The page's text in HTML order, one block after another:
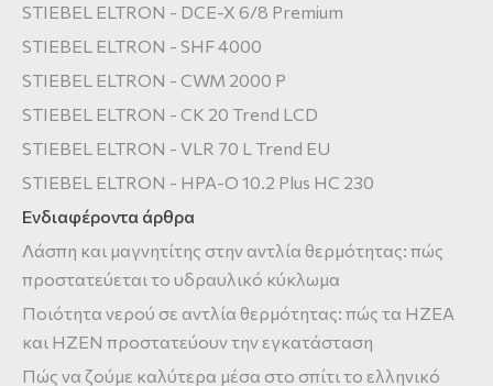
STIEBEL ELTRON - DCE-X 6/8 Premium
STIEBEL ELTRON - SHF 4000
STIEBEL ELTRON - CWM 2000 P
STIEBEL ELTRON - CK 20 Trend LCD
STIEBEL ELTRON - VLR 70 L Trend EU
STIEBEL ELTRON - HPA-O 10.2 Plus HC 230
Ενδιαφέροντα άρθρα
Λάσπη και μαγνητίτης στην αντλία θερμότητας: πώς
προστατεύεται το υδραυλικό κύκλωμα
Ποιότητα νερού σε αντλία θερμότητας: πώς τα HZEA
και HZEN προστατεύουν την εγκατάσταση
Πώς να ζούμε καλύτερα μέσα στο σπίτι το ελληνικό